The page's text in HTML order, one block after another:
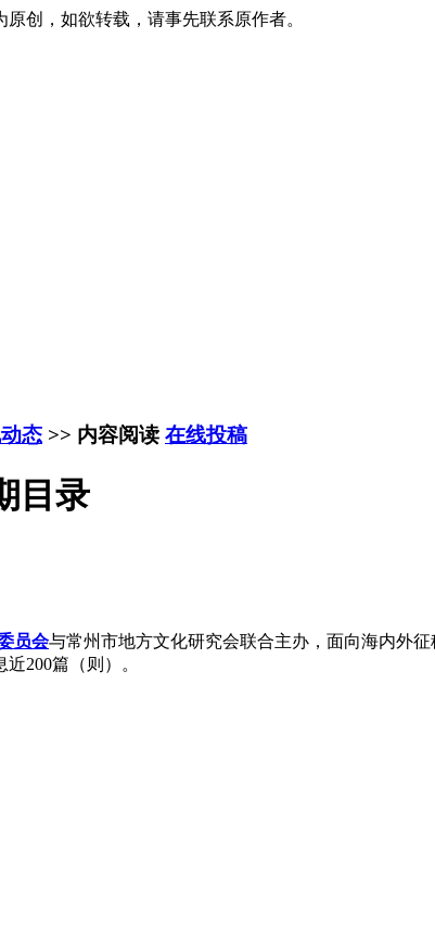
创，如欲转载，请事先联系原作者。
态 >> 内容阅读 在线投稿
目录
员会与常州市地方文化研究会联合主办，面向海内外
200篇（则）。